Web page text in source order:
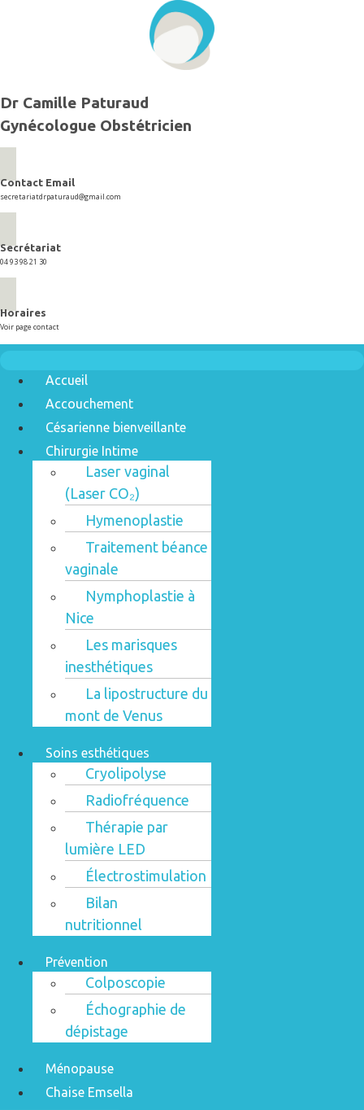
Dr Camille Paturaud
Gynécologue Obstétricien
Contact Email
secretariatdrpaturaud@gmail.com
Secrétariat
04 93 98 21 30
Horaires
Voir page contact
Accueil
Accouchement
Césarienne bienveillante
Chirurgie Intime
Laser vaginal
(Laser CO₂)
Hymenoplastie
Traitement béance
vaginale
Nymphoplastie à
Nice
Les marisques
inesthétiques
La lipostructure du
mont de Venus
Soins esthétiques
Cryolipolyse
Radiofréquence
Thérapie par
lumière LED
Électrostimulation
Bilan
nutritionnel
Prévention
Colposcopie
Échographie de
dépistage
Ménopause
Chaise Emsella